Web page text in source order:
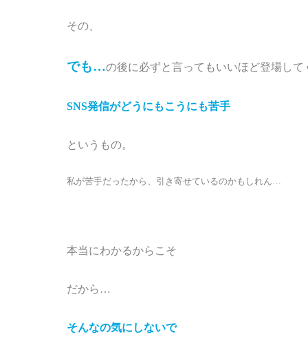
その、
でも…の後に必ずと言ってもいいほど登場して
SNS発信がどうにもこうにも苦手
というもの。
私が苦手だったから、引き寄せているのかもしれん…
本当にわかるからこそ
だから…
そんなの気にしないで